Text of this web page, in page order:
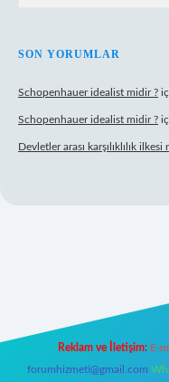
SON YORUMLAR
Schopenhauer idealist midir ?
Schopenhauer idealist midir ?
Devletler arası karşılıklılık ilkesi
Reklam ve İletişim: E-
forumhizmeti@gmail.com